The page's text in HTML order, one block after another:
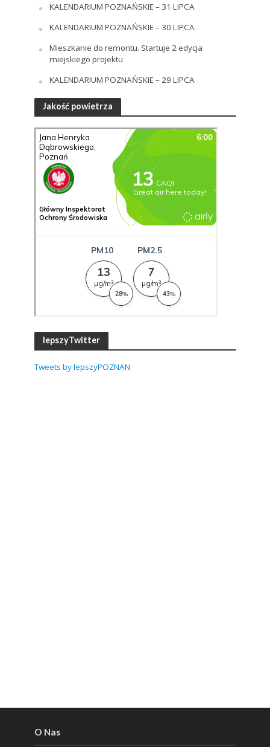
KALENDARIUM POZNAŃSKIE – 31 LIPCA
KALENDARIUM POZNAŃSKIE – 30 LIPCA
Mieszkanie do remontu. Startuje 2 edycja
miejskiego projektu
KALENDARIUM POZNAŃSKIE – 29 LIPCA
Jakość powietrza
lepszyTwitter
Tweets by lepszyPOZNAN
O Nas